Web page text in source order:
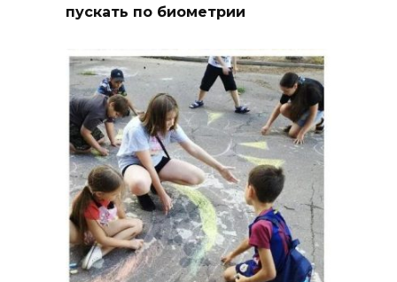
пускать по биометрии